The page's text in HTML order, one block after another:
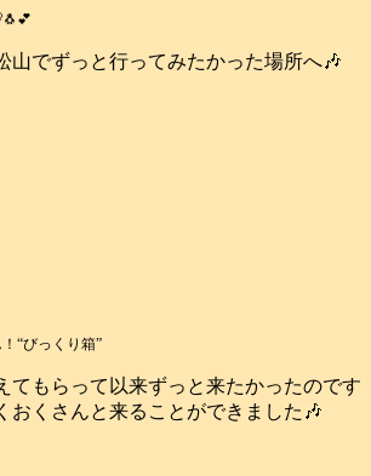
山でずっと行ってみたかった場所へ🎶
“びっくり箱”
てもらって以来ずっと来たかったのです
おくさんと来ることができました🎶